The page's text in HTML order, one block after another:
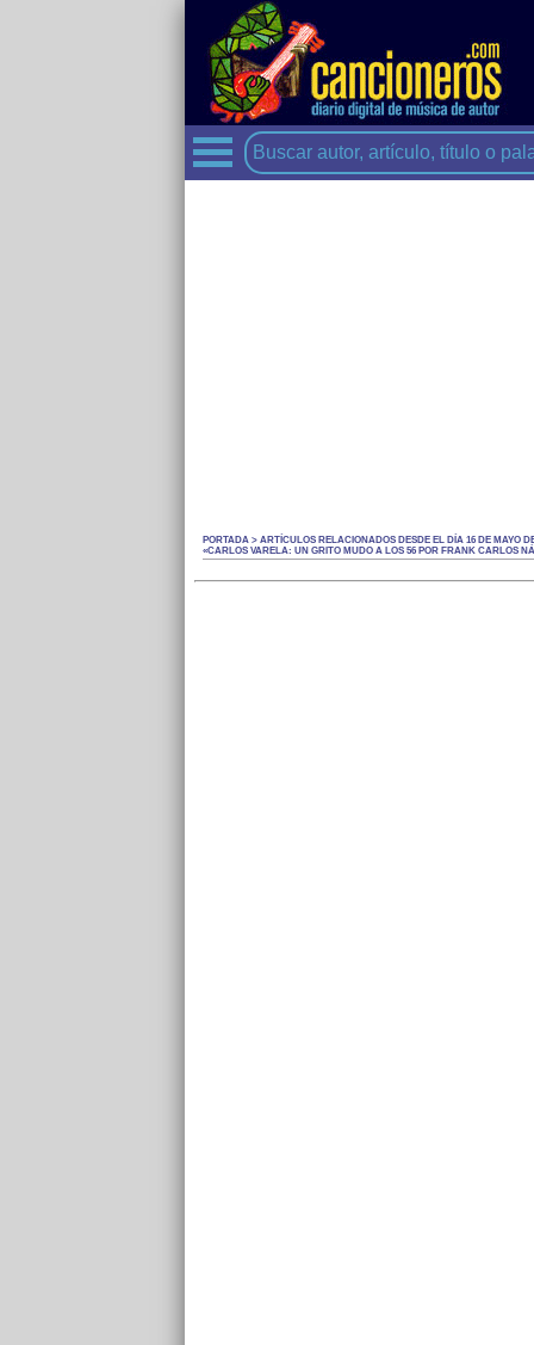
PORTADA > ARTÍCULOS RELACIONADOS DESDE EL DÍA 16 DE MAYO
«CARLOS VARELA: UN GRITO MUDO A LOS 56 POR FRANK CARLOS